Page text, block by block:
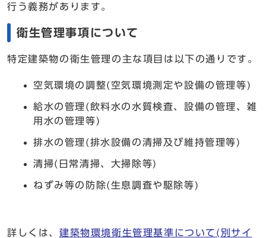
行う義務があります。
衛生管理事項について
特定建築物の衛生管理の主な項目は以下の通りです。
空気環境の調整(空気環境測定や設備の管理等)
給水の管理(飲料水の水質検査、設備の管理、雑
用水の管理等)
排水の管理(排水設備の清掃及び維持管理等)
清掃(日常清掃、大掃除等)
ねずみ等の防除(生息調査や駆除等)
詳しくは、 建築物環境衛生管理基準について(別サイ